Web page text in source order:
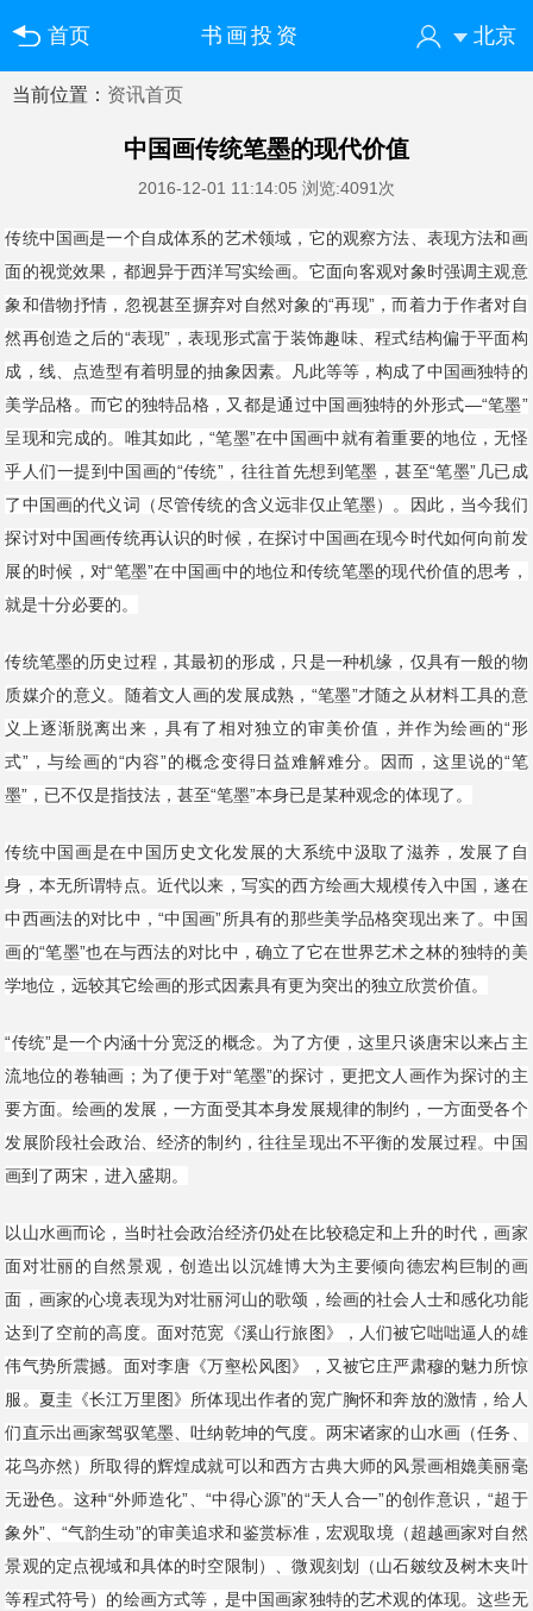
首页 北京
书画投资
您好！欢迎来到中国书画门户网
当前位置： 资讯首页
中国画传统笔墨的现代价值
2016-12-01 11:14:05 浏览:4091次
传统中国画是一个自成体系的艺术领域，它的观察方法、表现方法和画
面的视觉效果，都迥异于西洋写实绘画。它面向客观对象时强调主观意
象和借物抒情，忽视甚至摒弃对自然对象的“再现”，而着力于作者对自
然再创造之后的“表现”，表现形式富于装饰趣味、程式结构偏于平面构
成，线、点造型有着明显的抽象因素。凡此等等，构成了中国画独特的
美学品格。而它的独特品格，又都是通过中国画独特的外形式—“笔墨”
呈现和完成的。唯其如此，“笔墨”在中国画中就有着重要的地位，无怪
乎人们一提到中国画的“传统”，往往首先想到笔墨，甚至“笔墨”几已成
了中国画的代义词（尽管传统的含义远非仅止笔墨）。因此，当今我们
探讨对中国画传统再认识的时候，在探讨中国画在现今时代如何向前发
展的时候，对“笔墨”在中国画中的地位和传统笔墨的现代价值的思考，
就是十分必要的。
传统笔墨的历史过程，其最初的形成，只是一种机缘，仅具有一般的物
质媒介的意义。随着文人画的发展成熟，“笔墨”才随之从材料工具的意
义上逐渐脱离出来，具有了相对独立的审美价值，并作为绘画的“形
式”，与绘画的“内容”的概念变得日益难解难分。因而，这里说的“笔
墨”，已不仅是指技法，甚至“笔墨”本身已是某种观念的体现了。
传统中国画是在中国历史文化发展的大系统中汲取了滋养，发展了自
身，本无所谓特点。近代以来，写实的西方绘画大规模传入中国，遂在
中西画法的对比中，“中国画”所具有的那些美学品格突现出来了。中国
画的“笔墨”也在与西法的对比中，确立了它在世界艺术之林的独特的美
学地位，远较其它绘画的形式因素具有更为突出的独立欣赏价值。
“传统”是一个内涵十分宽泛的概念。为了方便，这里只谈唐宋以来占主
流地位的卷轴画；为了便于对“笔墨”的探讨，更把文人画作为探讨的主
要方面。绘画的发展，一方面受其本身发展规律的制约，一方面受各个
发展阶段社会政治、经济的制约，往往呈现出不平衡的发展过程。中国
画到了两宋，进入盛期。
以山水画而论，当时社会政治经济仍处在比较稳定和上升的时代，画家
面对壮丽的自然景观，创造出以沉雄博大为主要倾向德宏构巨制的画
面，画家的心境表现为对壮丽河山的歌颂，绘画的社会人士和感化功能
达到了空前的高度。面对范宽《溪山行旅图》，人们被它咄咄逼人的雄
伟气势所震撼。面对李唐《万壑松风图》，又被它庄严肃穆的魅力所惊
服。夏圭《长江万里图》所体现出作者的宽广胸怀和奔放的激情，给人
们直示出画家驾驭笔墨、吐纳乾坤的气度。两宋诸家的山水画（任务、
花鸟亦然）所取得的辉煌成就可以和西方古典大师的风景画相嫓美丽毫
无逊色。这种“外师造化”、“中得心源”的“天人合一”的创作意识，“超于
象外”、“气韵生动”的审美追求和鉴赏标准，宏观取境（超越画家对自然
景观的定点视域和具体的时空限制）、微观刻划（山石皴纹及树木夹叶
等程式符号）的绘画方式等，是中国画家独特的艺术观的体现。这些无